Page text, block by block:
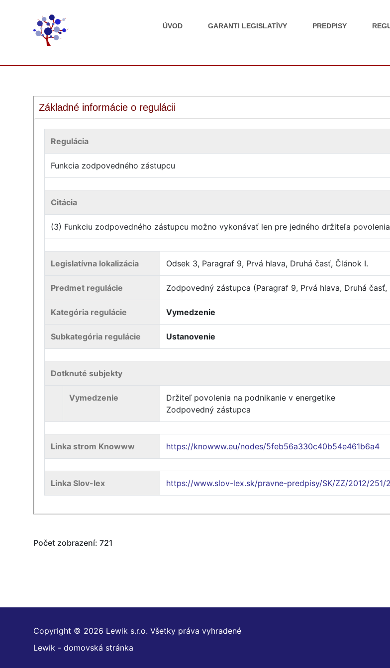
ÚVOD GARANTI LEGISLATÍVY PREDPISY
Základné informácie o regulácii
Regulácia
Funkcia zodpovedného zástupcu
Citácia
(3) Funkciu zodpovedného zástupcu možno vykonávať len pre jedného držiteľa
Legislatívna lokalizácia Odsek 3, Paragraf 9, Prvá hlava, Druhá časť, Článok I.
Predmet regulácie Zodpovedný zástupca (Paragraf 9, Prvá hlava, Druhá časť,
Kategória regulácie Vymedzenie
Subkategória regulácie Ustanovenie
Dotknuté subjekty
Vymedzenie
Držiteľ povolenia na podnikanie v energetike
Zodpovedný zástupca
Linka strom Knowww https://knowww.eu/nodes/5feb56a330c40b54e461b6a4
Linka Slov-lex https://www.slov-lex.sk/pravne-predpisy/SK/ZZ/2012/251/
Počet zobrazení: 721
Copyright © 2026 Lewik s.r.o. Všetky práva vyhradené
Lewik - domovská stránka